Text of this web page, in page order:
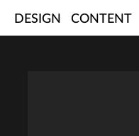
DESIGN CONTENT